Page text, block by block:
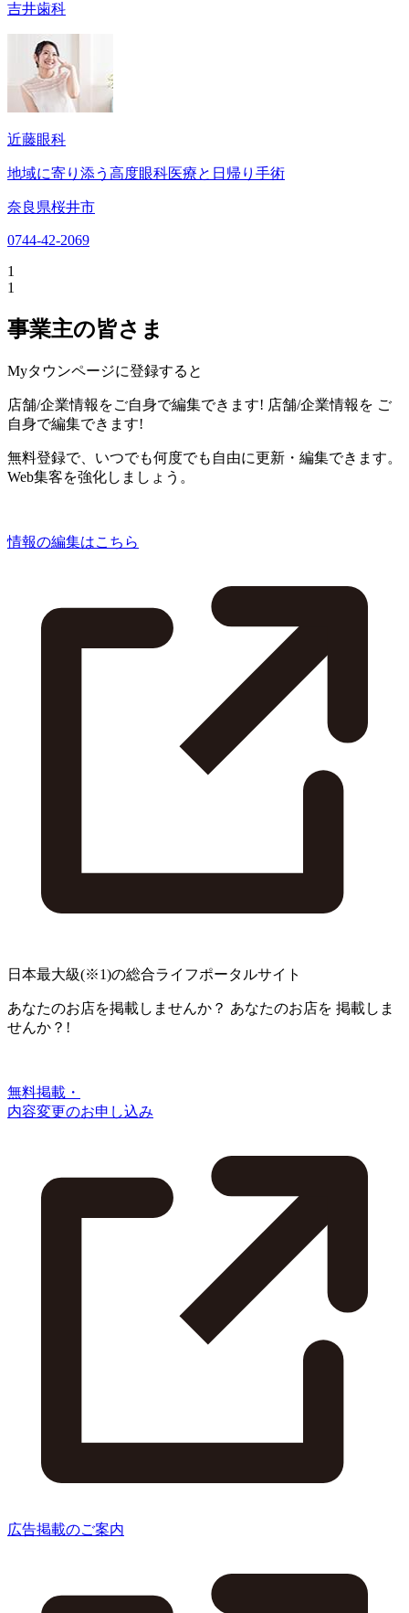
吉井歯科
近藤眼科
地域に寄り添う高度眼科医療と日帰り手術
奈良県桜井市
0744-42-2069
1
1
事業主の皆さま
Myタウンページに登録すると
店舗/企業情報をご自身で編集できます! 店舗/企業情報を ご
自身で編集できます!
無料登録で、いつでも何度でも自由に更新・編集できます。
Web集客を強化しましょう。
情報の編集はこちら
日本最大級(※1)の総合ライフポータルサイト
あなたのお店を掲載しませんか？ あなたのお店を 掲載しま
せんか？!
無料掲載・
内容変更のお申し込み
広告掲載のご案内